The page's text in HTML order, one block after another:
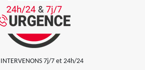
INTERVENONS 7j/7 et 24h/24